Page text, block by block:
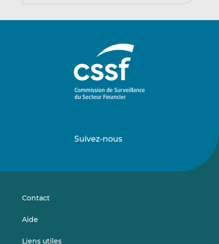
Suivez-nous
sursur
Contact
Aide
Liens utiles